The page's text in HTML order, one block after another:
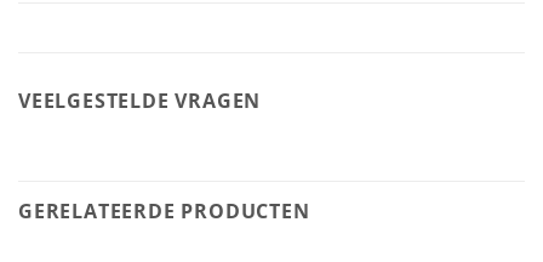
VEELGESTELDE VRAGEN
GERELATEERDE PRODUCTEN